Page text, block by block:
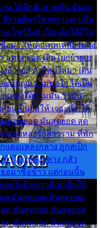
าม ได้อีกสักสามพัน ฉันคง
วายส์มาใส่ เพราะเราเป็น
จะโชว์ถึงหิวโซ เด็กใต้ก็ไม่
มา ให้เด็กเทพเหลียวมอง
แต่สุดยอด เดินโยกย้ายเย
ลีวายส์ ตัวใหม่ใส่มา เดิน
ะมีปัญหา ไม่พอใจ ได้เป็น
แหลงใต้ถามมัน ว่ามัน
นเป็นยิ้มให้ เจอะเด็กใต้
อด สุดยอด มันสุดยอด สุด
แอบหลงรักสาวราม ที่พัก
แดงแหลงกลาง ถูกสเป็ก
ข้าไปแหลงกลาง กลัว
ธอมาซื้อข้าว แต่ก่อนนั้น
คยไยดี คราวนี้เธอยิ้มให้
ด มันสุดยอด มันสุดยอด
ด มันสุดยอด มันสุดยอด
ด มันสุดยอด มันสุดยอด